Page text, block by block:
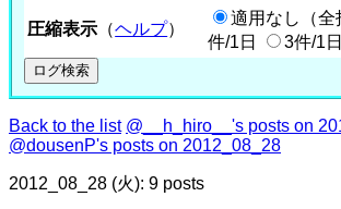
圧縮表示 （ヘルプ）
適用なし（全
件/1日
3件/1日
Back to the list @__h_hiro__'s posts on
@dousenP's posts on 2012_08_28
2012_08_28 (火): 9 posts